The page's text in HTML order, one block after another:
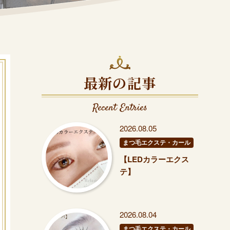
最新の記事
Recent Entries
2026.08.05
まつ毛エクステ・カール
【LEDカラーエクス
テ】
2026.08.04